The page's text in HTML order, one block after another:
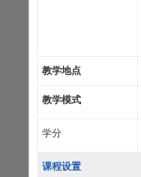
教学地点
教学模式
学分
课程设置